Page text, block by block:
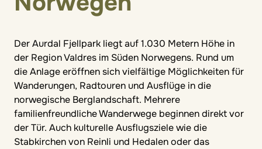
Der Aurdal Fjellpark liegt auf 1.030 Metern Höhe in
der Region Valdres im Süden Norwegens. Rund um
die Anlage eröffnen sich vielfältige Möglichkeiten für
Wanderungen, Radtouren und Ausflüge in die
norwegische Berglandschaft. Mehrere
familienfreundliche Wanderwege beginnen direkt vor
der Tür. Auch kulturelle Ausflugsziele wie die
Stabkirchen von Reinli und Hedalen oder das